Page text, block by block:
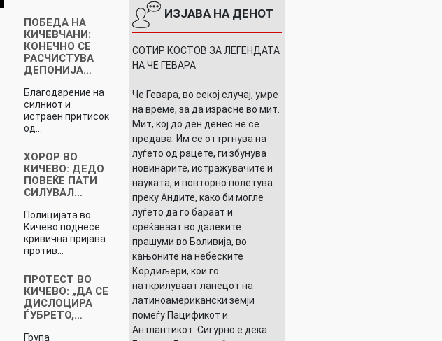
ПОБЕДА НА
КИЧЕВЧАНИ:
КОНЕЧНО СЕ
РАСЧИСТУВА
ДЕПОНИЈА…
Благодарение на
силниот и
истраен притисок
од…
ХОРОР ВО
КИЧЕВО: ДЕДО
ПОВЕЌЕ ПАТИ
СИЛУВАЛ…
Полицијата во
Кичево поднесе
кривична пријава
против…
ПРОТЕСТ ВО
КИЧЕВО: „ДА СЕ
ДИСЛОЦИРА
ЃУБРЕТО,…
Група
ИЗЈАВА НА ДЕНОТ
СОТИР КОСТОВ ЗА ЛЕГЕНДАТА
НА ЧЕ ГЕВАРА
Че Гевара, во секој случај, умре
на време, за да израсне во мит.
Мит, кој до ден денес не се
предава. Им се оттргнува на
луѓето од рацете, ги збунува
новинарите, истражувачите и
науката, и повторно полетува
преку Андите, како би могле
луѓето да го бараат и
среќаваат во далеките
прашуми во Боливија, во
кањоните на небеските
Кордиљери, кои го
наткрилуваат ланецот на
латиноамерикански земји
помеѓу Пацификот и
Антлантикот. Сигурно е дека